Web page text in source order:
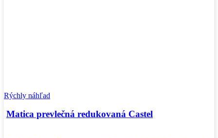
Rýchly náhľad
Matica prevlečná redukovaná Castel